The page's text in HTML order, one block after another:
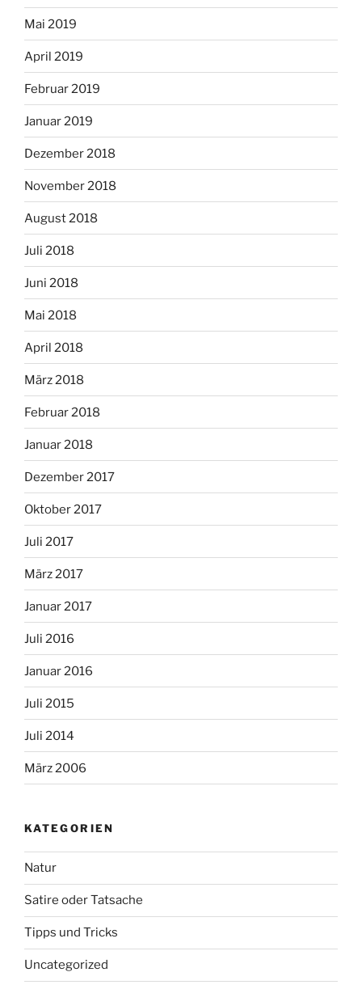
Mai 2019
April 2019
Februar 2019
Januar 2019
Dezember 2018
November 2018
August 2018
Juli 2018
Juni 2018
Mai 2018
April 2018
März 2018
Februar 2018
Januar 2018
Dezember 2017
Oktober 2017
Juli 2017
März 2017
Januar 2017
Juli 2016
Januar 2016
Juli 2015
Juli 2014
März 2006
KATEGORIEN
Natur
Satire oder Tatsache
Tipps und Tricks
Uncategorized